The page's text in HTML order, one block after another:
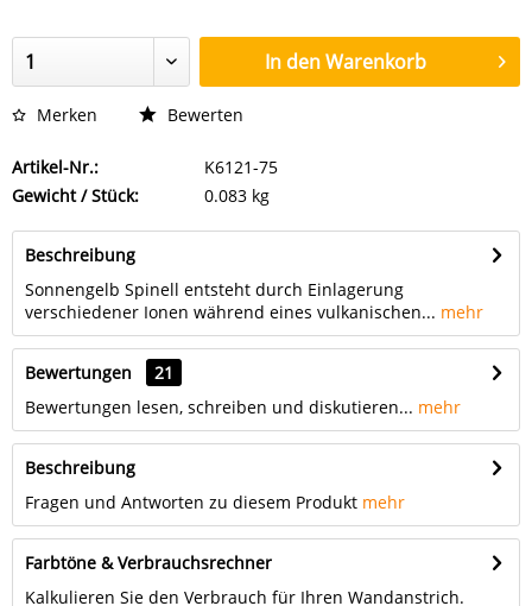
In denWarenkorb
Merken Bewerten
Artikel-Nr.:
K6121-75
Gewicht / Stück:
0.083 kg
Beschreibung
Sonnengelb Spinell entsteht durch Einlagerung
verschiedener Ionen während eines vulkanischen... mehr
Bewertungen
21
Bewertungen lesen, schreiben und diskutieren... mehr
Beschreibung
Fragen und Antworten zu diesem Produkt mehr
Farbtöne & Verbrauchsrechner
Kalkulieren Sie den Verbrauch für Ihren Wandanstrich.